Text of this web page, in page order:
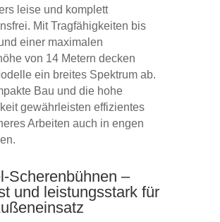
leise und komplett
Mit Tragfähigkeiten bis
einer maximalen
von 14 Metern decken
ein breites Spektrum ab.
Bau und die hohe
gewährleisten effizientes
Arbeiten auch in engen
Scherenbühnen –
und leistungsstark für